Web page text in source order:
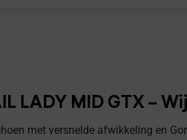
LADY MID GTX –
met versnelde afwikkeling en